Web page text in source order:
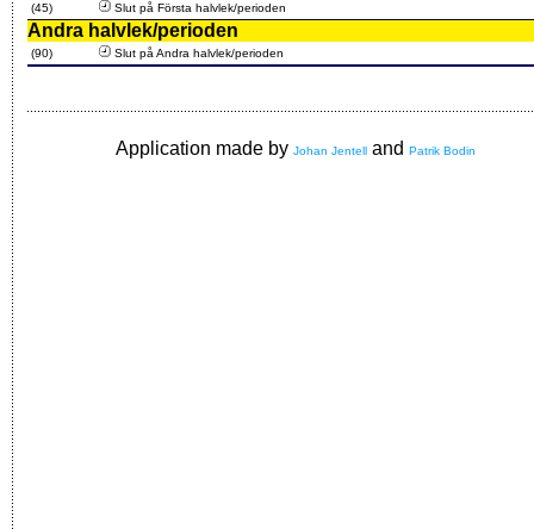
(45) Slut på Första halvlek/perioden
Andra halvlek/perioden
(90) Slut på Andra halvlek/perioden
Application made by Johan Jentell and Patrik Bodin